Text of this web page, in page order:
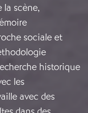
la scène,
sociale et
historique
les
avec des